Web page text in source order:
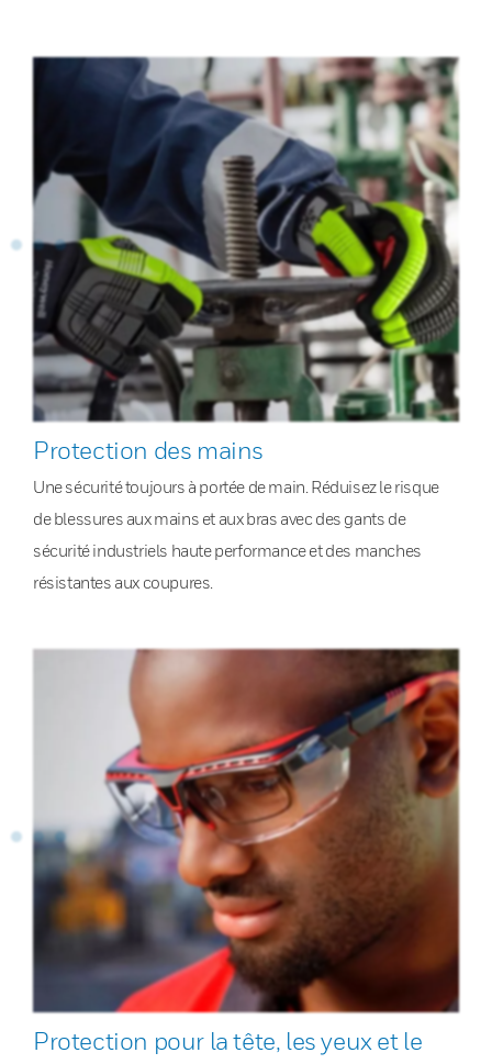
Protection des mains
Une sécurité toujours à portée de main. Réduisez le risque
de blessures aux mains et aux bras avec des gants de
sécurité industriels haute performance et des manches
résistantes aux coupures.
Protection pour la tête, les yeux et le